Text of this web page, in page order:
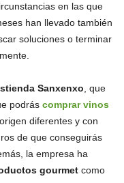
en las que
han llevado también
soluciones o terminar
Sanxenxo , que
podrás comprar vinos
diferentes y con
de que conseguirás
la empresa ha
gourmet como